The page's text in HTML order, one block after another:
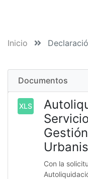
Inicio
Documentos
XLS
Con la